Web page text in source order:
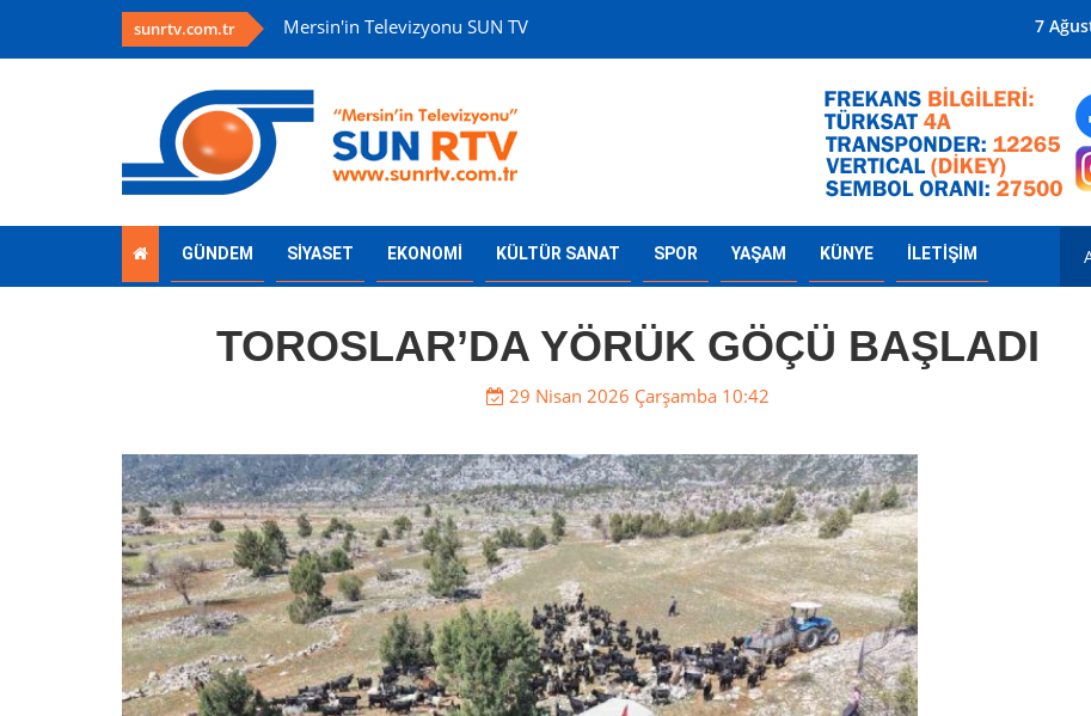
sunrtv.com.tr Mersin'in Televizyonu SUN TV Mersin'in Radyosu
7
GÜNDEM SİYASET EKONOMİ KÜLTÜR SANAT SPOR YAŞAM KÜNYE İLETİŞİM
TOROSLAR’DA YÖRÜK GÖÇÜ BAŞLADI
29 Nisan 2026 Çarşamba 10:42